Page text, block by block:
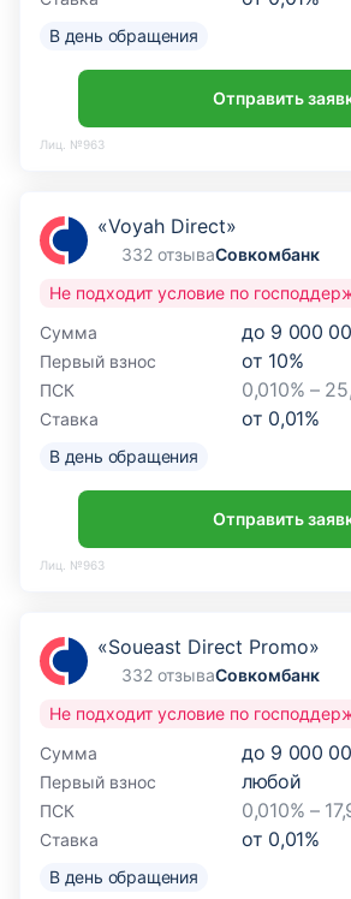
В день обращения
Отправить
Лиц. №963
«Voyah Direct»
332 отзываСовкомбанк
Сумма до 9 000
Первый взнос от 10%
ПСК 0,010% –
Ставка от 0,01%
Не подходит условие по
В день обращения
Отправить
Лиц. №963
«Soueast Direct Promo»
332 отзываСовкомбанк
Сумма до 9 000
Первый взнос любой
ПСК 0,010% –
Ставка от 0,01%
Не подходит условие по
В день обращения